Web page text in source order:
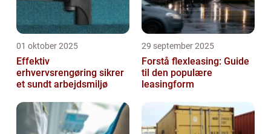
01 oktober 2025
Effektiv
erhvervsrengøring sikrer
et sundt arbejdsmiljø
29 september 2025
Forstå flexleasing: Guide
til den populære
leasingform